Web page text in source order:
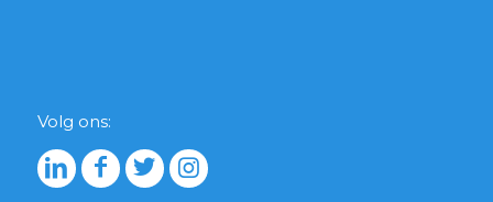
Volg ons: